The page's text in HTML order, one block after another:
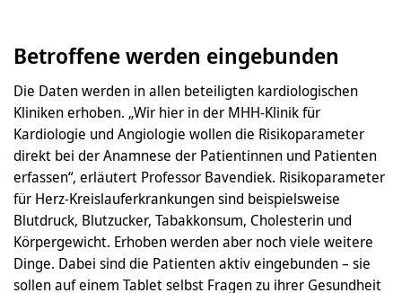
Betroffene werden eingebunden
Die Daten werden in allen beteiligten kardiologischen
Kliniken erhoben. „Wir hier in der MHH-Klinik für
Kardiologie und Angiologie wollen die Risikoparameter
direkt bei der Anamnese der Patientinnen und Patienten
erfassen“, erläutert Professor Bavendiek. Risikoparameter
für Herz-Kreislauferkrankungen sind beispielsweise
Blutdruck, Blutzucker, Tabakkonsum, Cholesterin und
Körpergewicht. Erhoben werden aber noch viele weitere
Dinge. Dabei sind die Patienten aktiv eingebunden – sie
sollen auf einem Tablet selbst Fragen zu ihrer Gesundheit